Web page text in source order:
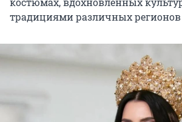
традициями различных регионов